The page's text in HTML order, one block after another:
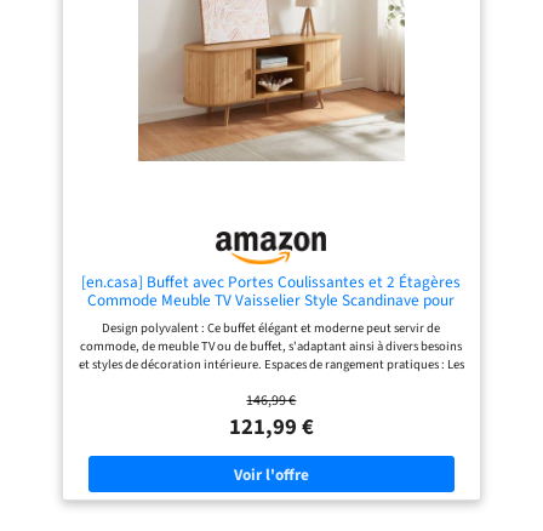
surface en bambou est facile à
entretenir, nécessitant seulement
un chiffon humide pour rester
siège moelleux, résistant à l'usure,
respirant et déformable. Rempli des
éponges élastiques et ayant une
assise spacieuse, ce fauteuil de
cuisine vous apportera beaucoup de
confort. Et nous avons des chaises
en couleurs différentes à votre
choix. Utilisations multiples :
Combinée parfaitement de
tranquillement, travailler
joyeusement. Vous pouvez aussi la
trouver dans les cafétérias, les salles
de réception, les salons de coiffure,
les balcons, etc. Ce chaise est
également très pratique pour le
salon, la salle à manger, le bureau, la
emballés à plat et faciles à monter. Il
suffit de visser les pieds sous le siège
dans les trous pré-percés. Tous les
fournis. Hauteur de la chaise : 78 cm
[en.casa] Buffet avec Portes Coulissantes et 2 Étagères
Commode Meuble TV Vaisselier Style Scandinave pour
Salon Chambre Bureau Bambou MDF Bois 140 x 40 x 56
cm Naturel
Design polyvalent : Ce buffet élégant et moderne peut servir de
commode, de meuble TV ou de buffet, s'adaptant ainsi à divers besoins
et styles de décoration intérieure. Espaces de rangement pratiques : Les
centrales offrent un espace généreux pour organiser livres, magazines,
verres et autres articles essentiels, tout en gardant votre espace bien
rangé. Construction robuste : Fabriqué en MDF de haute qualité avec
des pieds en bois massif, ce buffet est solide et durable, assurant une
utilisation à long terme. Montage facile : Avec un processus de montage
rapide, vous pourrez profiter rapidement de ce buffet dans votre salon
sans soucis ni tracas. Entretien pratique : Son design facile à nettoyer
146,99 €
121,99 €